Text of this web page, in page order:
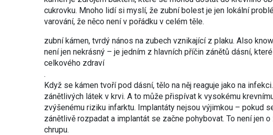
cukrovku. Mnoho lidí si myslí, že zubní bolest je jen lokální
varování, že něco není v pořádku v celém těle.
zubní kámen, tvrdý nános na zubech vznikající z plaku. Also
není jen nekrásný – je jedním z hlavních příčin zánětů dásní,
celkového zdraví
.
Když se kámen tvoří pod dásní, tělo na něj reaguje jako na
zánětlivých látek v krvi. A to může přispívat k vysokému
zvýšenému riziku infarktu. Implantáty nejsou výjimkou – pokud
zánětlivě rozpadat a implantát se začne pohybovat. To není jen
chrupu.